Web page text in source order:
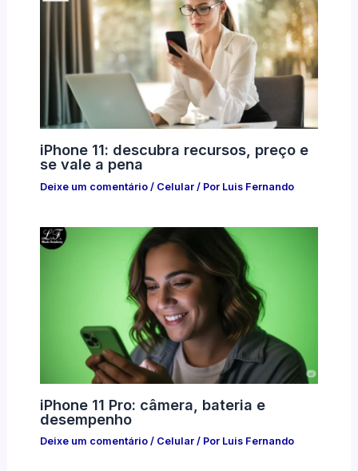
iPhone 11: descubra recursos, preço e
se vale a pena
Deixe um comentário / Celular/ Por Luis Fernando
iPhone 11 Pro: câmera, bateria e
desempenho
Deixe um comentário / Celular/ Por Luis Fernando